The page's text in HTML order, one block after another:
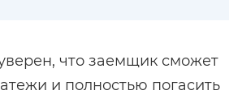
что заемщик сможет
и полностью погасить